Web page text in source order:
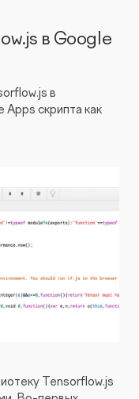
в Google
в
скрипта как
Tensorflow.js